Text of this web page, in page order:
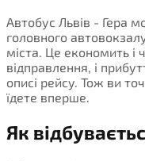
Автобус Львів - Гера
головного
міста. Це економить і
відправлення, і
описі рейсу. Тож ви
їдете вперше.
Як